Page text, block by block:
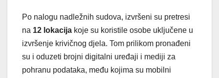
Po nalogu nadležnih sudova, izvršeni su pretresi
na 12 lokacija koje su koristile osobe uključene u
izvršenje krivičnog djela. Tom prilikom pronađeni
su i oduzeti brojni digitalni uređaji i mediji za
pohranu podataka, među kojima su mobilni